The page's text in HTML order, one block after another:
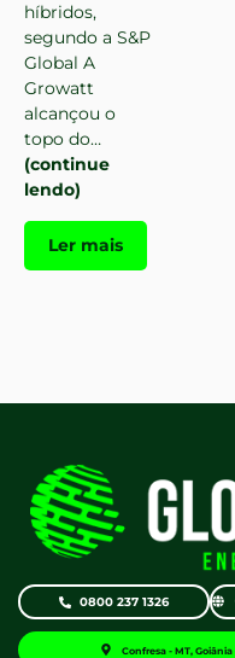
híbridos,
segundo a S&P
Global A
Growatt
alcançou o
topo do…
(continue
lendo)
Ler mais
0800 237 1326
Confresa - MT, Goiânia